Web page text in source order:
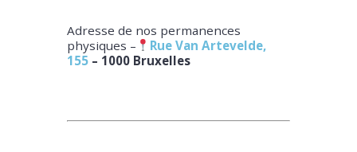
Adresse de nos permanences
physiques –
Rue Van Artevelde,
155 – 1000 Bruxelles